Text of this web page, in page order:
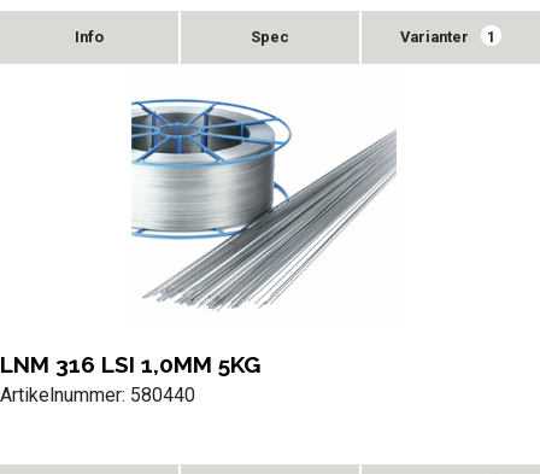
Varianter 1
LNM 316 LSI 1,0MM 5KG
Artikelnummer: 580440